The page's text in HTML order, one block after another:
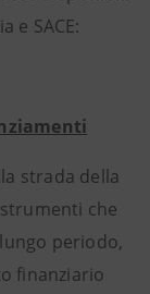
e SACE:
strada della
che
periodo,
finanziario